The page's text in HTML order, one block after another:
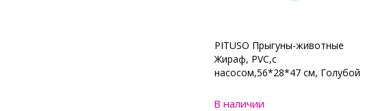
PITUSO Прыгуны-животные
Жираф, PVC,с
насосом,56*28*47 см, Голубой
В наличии